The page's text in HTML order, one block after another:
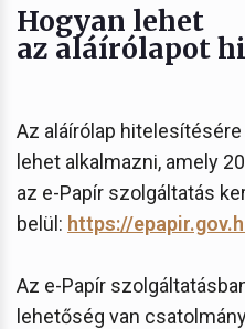
Hogyan lehet
az aláírólapot
Az aláírólap
lehet alkalmazni, amely
az e-Papír szolgáltatás
belül: https://
Az e-Papír
lehetőség van